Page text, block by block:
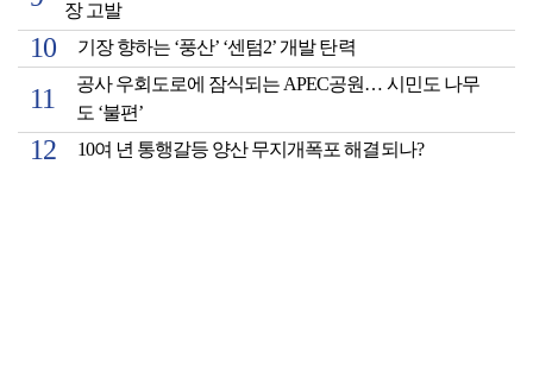
장 고발
기장 향하는 ‘풍산’ ‘센텀2’ 개발 탄력
공사 우회도로에 잠식되는 APEC공원… 시민도 나무
도 ‘불편’
10여 년 통행갈등 양산 무지개폭포 해결되나?